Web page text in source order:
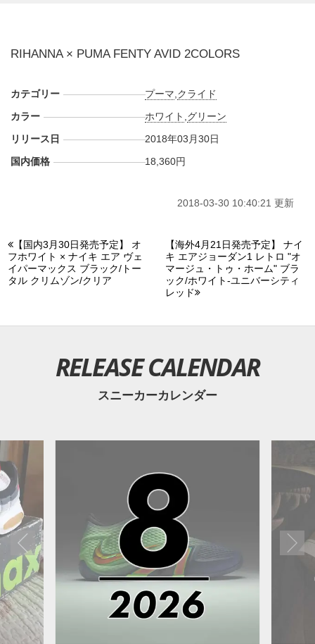
RIHANNA × PUMA FENTY AVID 2COLORS
カテゴリー プーマ クライド
カラー
ホワイト グリーン
リリース日
2018年03月30日
国内価格
18,360円
2018-03-30 10:40:21 更新
【国内3月30日発売予定】 オ
フホワイト × ナイキ エア ヴェ
イパーマックス ブラック/トー
タル クリムゾン/クリア
【海外4月21日発売予定】 ナイ
キ エアジョーダン1 レトロ "オ
マージュ・トゥ・ホーム" ブラ
ック/ホワイト-ユニバーシティ
レッド
RELEASE CALENDAR
スニーカーカレンダー